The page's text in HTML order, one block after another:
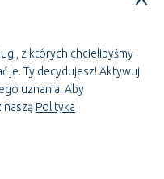
z których chcielibyśmy
je. Ty decydujesz! Aktywuj
uznania. Aby
naszą Polityka